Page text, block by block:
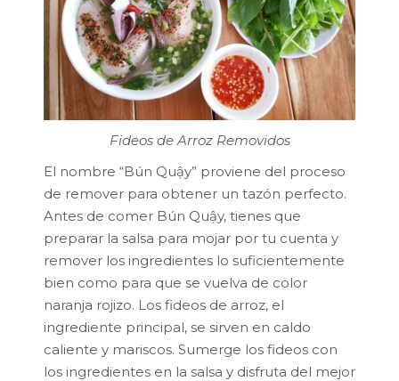
Fideos de Arroz Removidos
El nombre “Bún Quậy” proviene del proceso
de remover para obtener un tazón perfecto.
Antes de comer Bún Quậy, tienes que
preparar la salsa para mojar por tu cuenta y
remover los ingredientes lo suficientemente
bien como para que se vuelva de color
naranja rojizo. Los fideos de arroz, el
ingrediente principal, se sirven en caldo
caliente y mariscos. Sumerge los fideos con
los ingredientes en la salsa y disfruta del mejor